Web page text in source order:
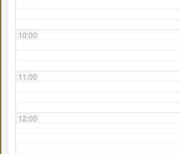
10:00
11:00
12:00